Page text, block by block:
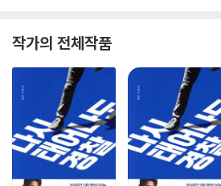
사냥꾼 이대우>, <시티 헌터>, <경찰청 사람
움으로 고군분투하는 형사의 진정성을 알렸
작가의 전체작품